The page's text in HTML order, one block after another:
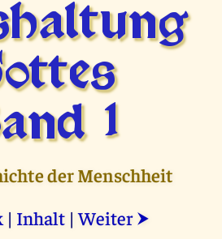
1
der Menschheit
| Inhalt |Weiter ⮞